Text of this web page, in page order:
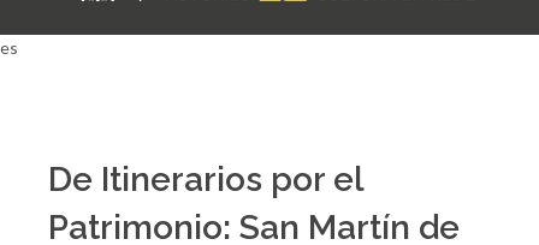
es
De Itinerarios por el
Patrimonio: San Martín de